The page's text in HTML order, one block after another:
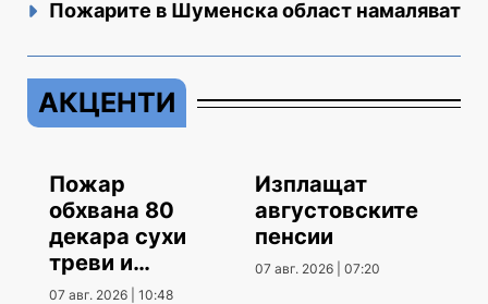
Пожарите в Шуменска област намаляват
АКЦЕНТИ
Пожар
обхвана 80
декара сухи
треви и
храсти
07 авг. 2026 | 10:48
Изплащат
августовските
пенсии
07 авг. 2026 | 07:20